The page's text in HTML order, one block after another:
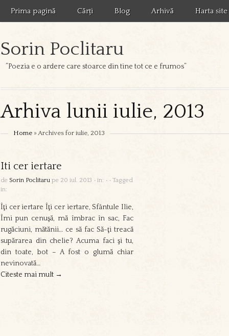
Prima pagină Cărți Blog Arhivă Harta site
Sorin Poclitaru
”Poezia e o ardere care stoarce din tine tot ce e frumos”
Arhiva lunii iulie, 2013
Home » Archives for iulie, 2013
Iti cer iertare
de Sorin Poclitaru pe 20 iul. 2013 • in: • • Tagged
in:
Îţi cer iertare Îţi cer iertare, Sfântule Ilie,
Îmi pun cenuşă, mă îmbrac în sac, Fac
rugăciuni, mătănii… ce să fac Să-ţi treacă
supărarea din chelie? Acuma faci şi tu,
din toate, bot – A fost o glumă chiar
nevinovată…
Citeste mai mult →